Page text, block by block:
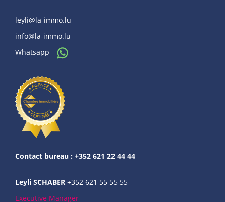
leyli@la-immo.lu
info@la-immo.lu
Whatsapp
Contact bureau : +352 621 22 44 44
Leyli SCHABER +352 621 55 55 55
Executive Manager